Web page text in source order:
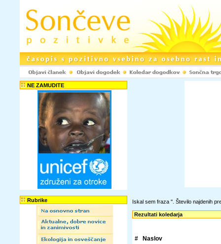
NE ZAMUDITE
Rubrike Iskal sem fraza ''. Število najdenih
Rezultati koledarja
# Naslov